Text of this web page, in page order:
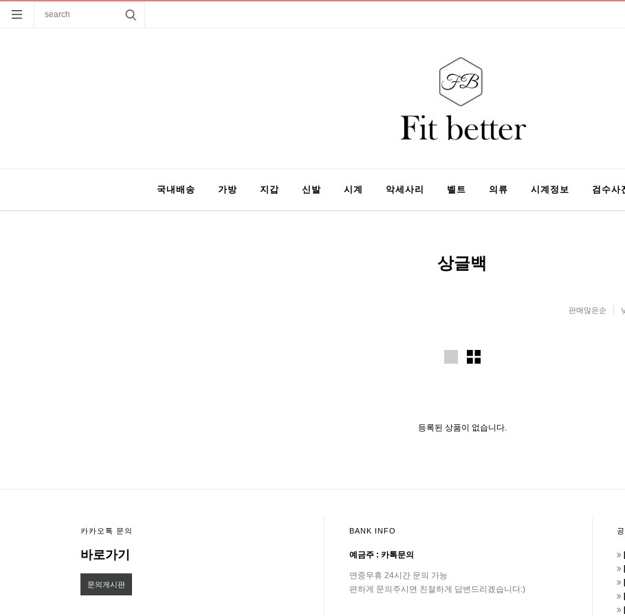
국내배송 가방 지갑 신발 시계 악세사리 벨트 의류 시계정보 검수사
상글백
판매많은순
등록된 상품이 없습니다.
카카오톡 문의
바로가기
문의게시판
BANK INFO
예금주 : 카톡문의
연중무휴 24시간 문의 가능
편하게 문의주시면 친절하게 답변드리겠습니다:)